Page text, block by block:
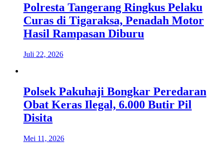
Polresta Tangerang Ringkus Pelaku
Curas di Tigaraksa, Penadah Motor
Hasil Rampasan Diburu
Juli 22, 2026
Polsek Pakuhaji Bongkar Peredaran
Obat Keras Ilegal, 6.000 Butir Pil
Disita
Mei 11, 2026